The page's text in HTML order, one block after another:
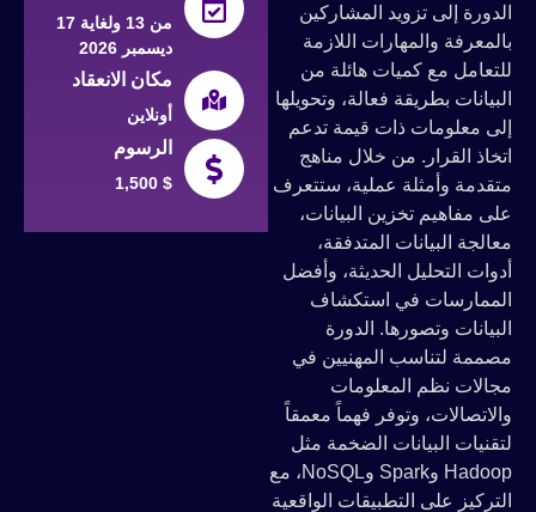
الدورة إلى تزويد المشاركين
بالمعرفة والمهارات اللازمة
للتعامل مع كميات هائلة من
البيانات بطريقة فعالة، وتحويلها
إلى معلومات ذات قيمة تدعم
اتخاذ القرار. من خلال مناهج
متقدمة وأمثلة عملية، ستتعرف
على مفاهيم تخزين البيانات،
معالجة البيانات المتدفقة،
أدوات التحليل الحديثة، وأفضل
الممارسات في استكشاف
البيانات وتصورها. الدورة
مصممة لتناسب المهنيين في
مجالات نظم المعلومات
والاتصالات، وتوفر فهماً معمقاً
لتقنيات البيانات الضخمة مثل
Hadoop وSpark وNoSQL، مع
التركيز على التطبيقات الواقعية
من 13 ولغاية 17
ديسمبر 2026
مكان الانعقاد
أونلاين
الرسوم
1,500 $